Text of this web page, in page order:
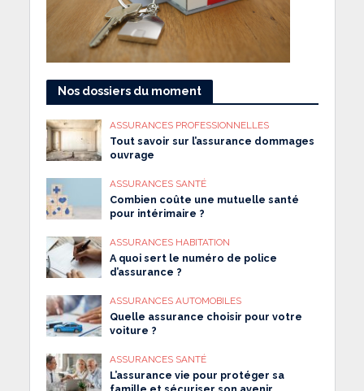
Nos dossiers du moment
ASSURANCES PROFESSIONNELLES
Tout savoir sur l’assurance dommages
ouvrage
ASSURANCES SANTÉ
Combien coûte une mutuelle santé
pour intérimaire ?
ASSURANCES HABITATION
A quoi sert le numéro de police
d’assurance ?
ASSURANCES AUTOMOBILES
Quelle assurance choisir pour votre
voiture ?
ASSURANCES SANTÉ
L’assurance vie pour protéger sa